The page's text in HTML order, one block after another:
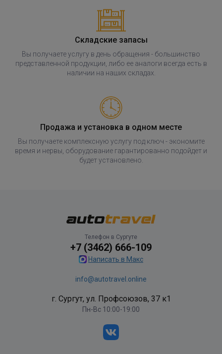
Складские запасы
Вы получаете услугу в день обращения - большинство
представленной продукции, либо ее аналоги всегда есть в
наличии на наших складах.
Продажа и установка в одном месте
Вы получаете комплексную услугу под ключ - экономите
время и нервы, оборудование гарантированно подойдет и
будет установлено.
Телефон в Сургуте
+7 (3462) 666-109
Написать в Макс
info@autotravel.online
г. Сургут, ул. Профсоюзов, 37 к1
Пн-Вс 10:00-19:00